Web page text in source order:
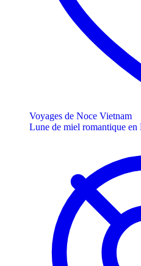
Voyages de Noce Vietnam
Lune de miel romantique en